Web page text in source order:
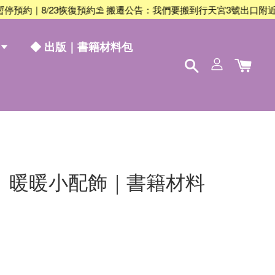
23恢復預約⛱️ 搬遷公告：我們要搬到行天宮3號出口附近囉！8/
◆ 出版｜書籍材料包
暖暖小配飾｜書籍材料